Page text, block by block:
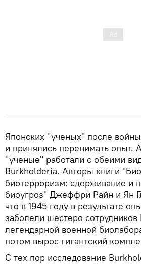
Японских "ученых" после
и принялись перенимать опыт.
"ученые" работали с обеими
Burkholderia. Авторы книги
биотерроризм: сдерживание и
биоугроз" Джеффри Райн и Ян
что в 1945 году в результате
заболели шестеро
легендарной военной
потом вырос гигантский
С тех пор исследование